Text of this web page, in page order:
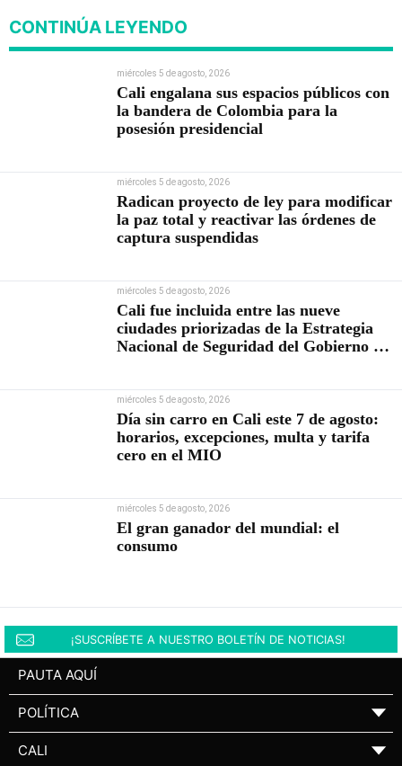
CONTINÚA LEYENDO
miércoles 5 de agosto, 2026
Cali engalana sus espacios públicos con
la bandera de Colombia para la
posesión presidencial
miércoles 5 de agosto, 2026
Radican proyecto de ley para modificar
la paz total y reactivar las órdenes de
captura suspendidas
miércoles 5 de agosto, 2026
Cali fue incluida entre las nueve
ciudades priorizadas de la Estrategia
Nacional de Seguridad del Gobierno de
miércoles 5 de agosto, 2026
Día sin carro en Cali este 7 de agosto:
horarios, excepciones, multa y tarifa
cero en el MIO
miércoles 5 de agosto, 2026
El gran ganador del mundial: el
consumo
¡SUSCRÍBETE A NUESTRO BOLETÍN DE NOTICIAS!
PAUTA AQUÍ
POLÍTICA ▼
CALI ▼